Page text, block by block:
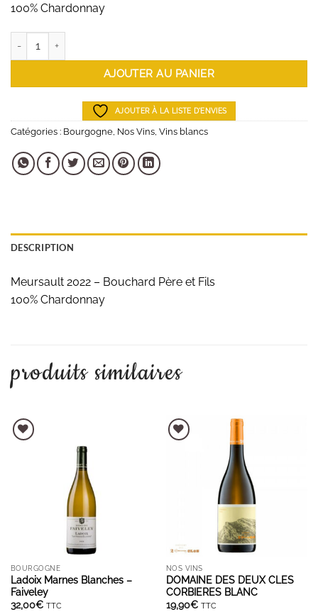
100% Chardonnay
AJOUTER AU PANIER
AJOUTER À LA LISTE D'ENVIES
Catégories : Bourgogne, Nos Vins, Vins blancs
DESCRIPTION
Meursault 2022 – Bouchard Père et Fils
100% Chardonnay
produits similaires
AJOUTER À LA LISTE D'ENVIES
BOURGOGNE
Ladoix Marnes Blanches –
Faiveley
32,00€ TTC
AJOUTER À LA LISTE D'ENVIES
NOS VINS
DOMAINE DES DEUX CLES
CORBIERES BLANC
19,90€ TTC